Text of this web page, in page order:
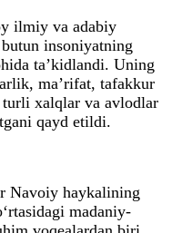
ilmiy va adabiy
insoniyatning
ta’kidlandi. Uning
ma’rifat, tafakkur
xalqlar va avlodlar
qayd etildi.
Navoiy haykalining
madaniy-